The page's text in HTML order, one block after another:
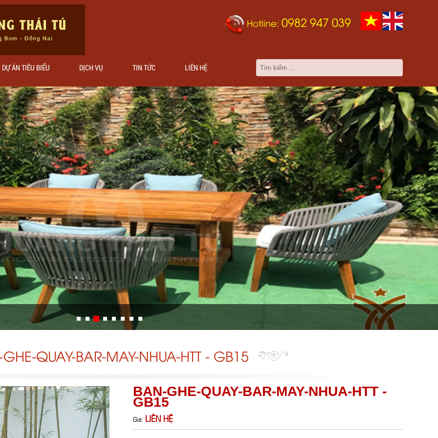
Hotline: 0982 947 039
DỰ ÁN TIÊU BIỂU DỊCH VỤ TIN TỨC LIÊN HỆ
QUAY-BAR-MAY-NHUA-HTT - GB15
BAN-GHE-QUAY-BAR-MAY-NHUA-HTT -
GB15
Giá: LIÊN HỆ